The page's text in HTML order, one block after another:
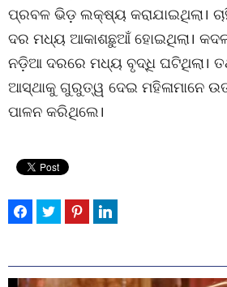
ପ୍ରବଳ ଭିଡ଼ ଲକ୍ଷ୍ୟ କରାଯାଇଥିଲା।
ଦର ମଧ୍ୟ ଆକାଶଛୁଆଁ ହୋଇଥିଲା।
ନଡ଼ିଆ ଦରରେ ମଧ୍ୟ ବୃଦ୍ଧି ଘଟିଥିଲା।
ଆସ୍ଥାକୁ ଗୁରୁତ୍ୱ ଦେଇ ମହିଳାମାନେ
ପାଳନ କରିଥିଲେ।